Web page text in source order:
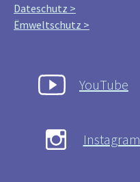
Dateschutz >
Ëmweltschutz >
YouTube
Instagram